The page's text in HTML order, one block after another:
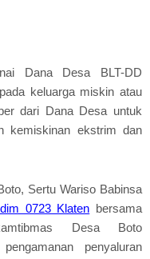
Dana Desa BLT-DD
keluarga miskin atau
dari Dana Desa untuk
kemiskinan ekstrim dan
Sertu Wariso Babinsa
0723 Klaten bersama
Desa Boto
penyaluran